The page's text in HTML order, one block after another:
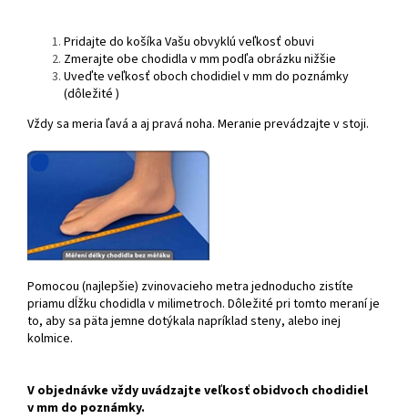
Pridajte do košíka Vašu obvyklú veľkosť obuvi
Zmerajte obe chodidla v mm podľa obrázku nižšie
Uveďte veľkosť oboch chodidiel v mm do poznámky
(dôležité )
Vždy sa meria ľavá a aj pravá noha. Meranie prevádzajte v stoji.
Pomocou (najlepšie) zvinovacieho metra jednoducho zistíte
priamu dĺžku chodidla v milimetroch. Dôležité pri tomto meraní je
to, aby sa päta jemne dotýkala napríklad steny, alebo inej
kolmice.
V objednávke vždy uvádzajte veľkosť obidvoch chodidiel
v mm do poznámky.